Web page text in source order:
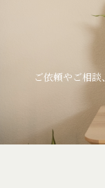
ご依頼やご相